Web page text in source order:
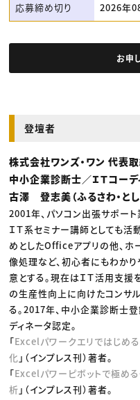
応募締め切り 2026年
お申
登壇者
株式会社ワンズ・ワン 代表
中小企業診断士／ＩＴコーデ
古澤 登志美（ふるさわ・とし
2001年、パソコン出張サポー
ＩＴ系セミナー講師としても活
めとしたOfficeアプリの他、ホ
像処理など、初心者にもわかり
意とする。現在はＩＴ活用支援
の生産性向上に向けたコンサ
る。2017年、中小企業診断士
ディネータ認定。
「Excelパワークエリではじめ
化 」（インプレス刊）著者。
「Excelパワーピボットで極め
析 」（インプレス刊）著者。